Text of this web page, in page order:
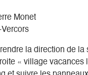
Monet
la direction de la
« village vacances